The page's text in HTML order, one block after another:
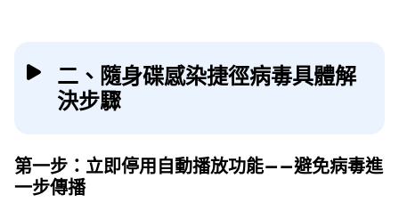
二、隨身碟感染捷徑病毒具體解
決步驟
第一步：立即停用自動播放功能——避免病毒進
一步傳播